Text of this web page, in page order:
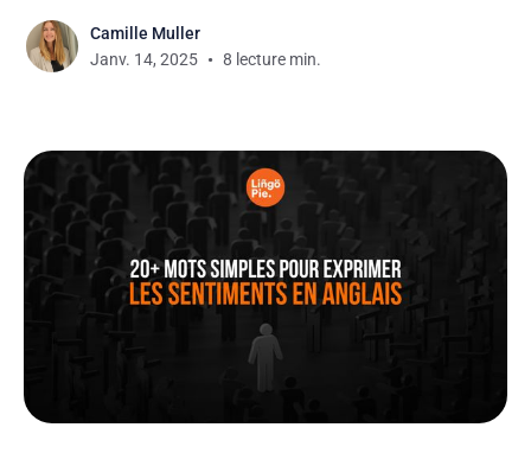
Camille Muller
Janv. 14, 2025
8 lecture min.